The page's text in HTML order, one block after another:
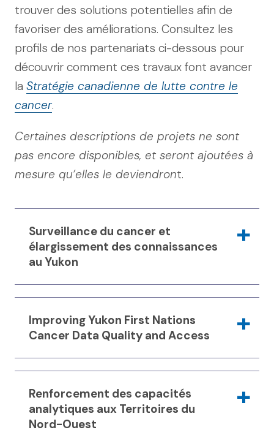
trouver des solutions potentielles afin de
favoriser des améliorations. Consultez les
profils de nos partenariats ci-dessous pour
découvrir comment ces travaux font avancer
la Stratégie canadienne de lutte contre le
cancer.
Certaines descriptions de projets ne sont
pas encore disponibles, et seront ajoutées à
mesure qu’elles le deviendront.
Surveillance du cancer et
élargissement des connaissances
au Yukon
Ce projet appuie le renforcement des
capacités de surveillance et d’analyse
liées au cancer au Yukon, tout en
contribuant aux priorités pancanadiennes
en matière de lutte contre cette maladie.
Il visera à :
Improving Yukon First Nations
Cancer Data Quality and Access
Description du projet à suivre.
Renforcement des capacités
analytiques aux Territoires du
Nord-Ouest